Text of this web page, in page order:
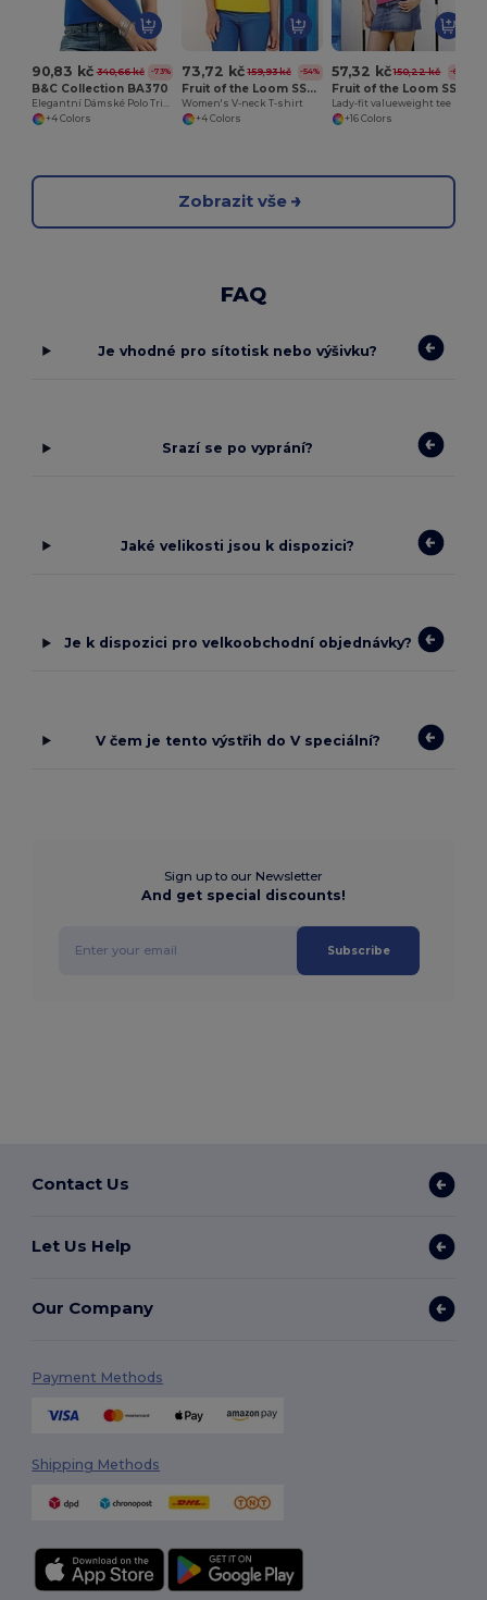
90,83 kč 340,66 kč -73%
B&C Collection BA370
+4 Colors
73,72 kč 159,93 kč -54%
Fruit of the Loom SS047
Women's V-neck T-shirt
+4 Colors
57,32 kč 150,22 kč -62%
Lady-fit valueweight tee
+16 Colors
Zobrazit vše
FAQ
Je vhodné pro sítotisk nebo výšivku?
Srazí se po vyprání?
Jaké velikosti jsou k dispozici?
Je k dispozici pro velkoobchodní objednávky?
V čem je tento výstřih do V speciální?
Sign up to our Newsletter
And get special discounts!
Subscribe
Contact Us
Let Us Help
Our Company
Payment Methods
Shipping Methods